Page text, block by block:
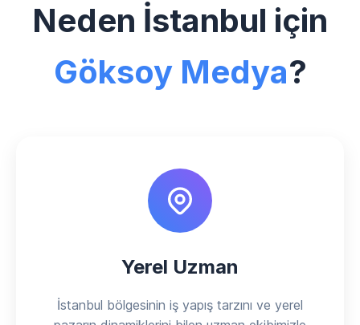
Neden İstanbul için
Göksoy Medya?
Yerel Uzman
İstanbul bölgesinin iş yapış tarzını ve yerel